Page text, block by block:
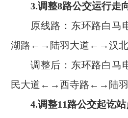
3.调整8路公交运行走
原线路：东环路白
湖路←→陆羽大道←→汉
调整后：东环路白
民大道←→西寺路←→陆
4.调整11路公交起讫